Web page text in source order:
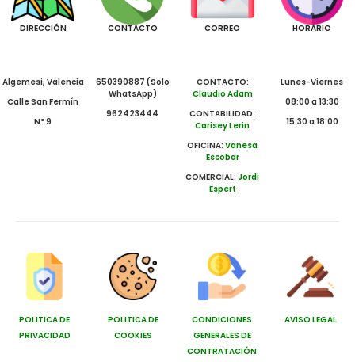
DIRECCIÓN
Algemesi, Valencia
Calle San Fermín
Nº 9
CONTACTO
650390887 (Solo
WhatsApp)
962423444
CORREO
CONTACTO:
Claudio Adam
CONTABILIDAD:
Carisey Lerin
OFICINA:Vanesa
Escobar
COMERCIAL:Jordi
Espert
HORARIO
Lunes-Viernes
08:00 a 13:30
15:30 a 18:00
POLITICA DE
PRIVACIDAD
POLITICA DE
COOKIES
CONDICIONES
GENERALES DE
CONTRATACIÓN
AVISO LEGAL